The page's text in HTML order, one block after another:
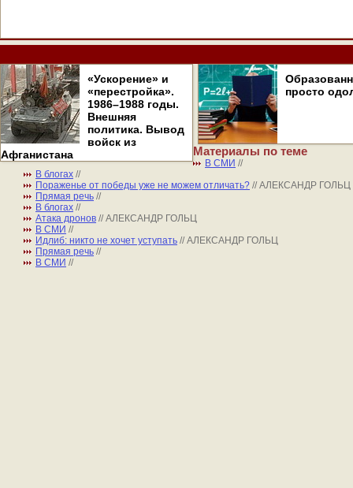
«Ускорение» и
«перестройка».
1986–1988 годы.
Внешняя
политика. Вывод
войск из
Афганистана
просто
Материалы по теме
В СМИ //
В блогах //
Пораженье от победы уже не можем отличать? // АЛЕКСАНДР ГОЛЬЦ
Прямая речь //
В блогах //
Атака дронов // АЛЕКСАНДР ГОЛЬЦ
В СМИ //
Идлиб: никто не хочет уступать // АЛЕКСАНДР ГОЛЬЦ
Прямая речь //
В СМИ //